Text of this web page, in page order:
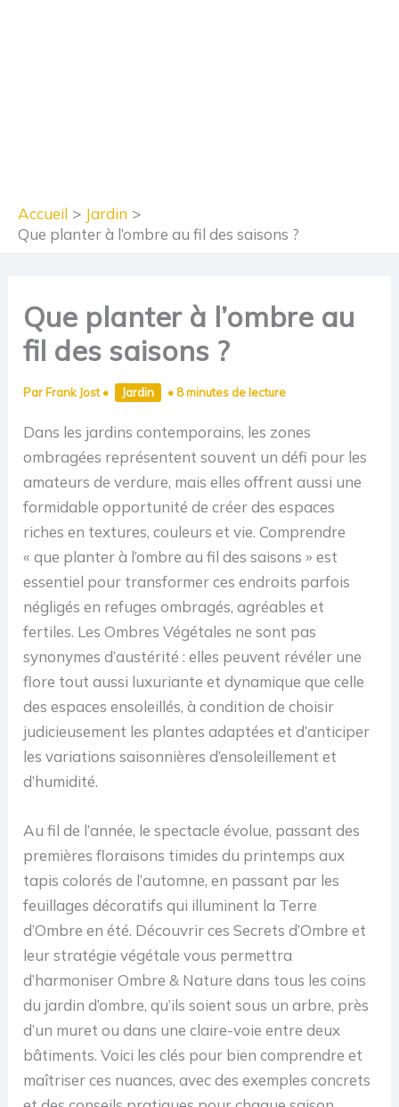
Accueil
Jardin
Que planter à l’ombre au fil des saisons ?
Que planter à l’ombre au
fil des saisons ?
Par Frank Jost• Jardin • 8 minutes de lecture
Dans les jardins contemporains, les zones
ombragées représentent souvent un défi pour les
amateurs de verdure, mais elles offrent aussi une
formidable opportunité de créer des espaces
riches en textures, couleurs et vie. Comprendre
« que planter à l’ombre au fil des saisons » est
essentiel pour transformer ces endroits parfois
négligés en refuges ombragés, agréables et
fertiles. Les Ombres Végétales ne sont pas
synonymes d’austérité : elles peuvent révéler une
flore tout aussi luxuriante et dynamique que celle
des espaces ensoleillés, à condition de choisir
judicieusement les plantes adaptées et d’anticiper
les variations saisonnières d’ensoleillement et
d’humidité.
Au fil de l’année, le spectacle évolue, passant des
premières floraisons timides du printemps aux
tapis colorés de l’automne, en passant par les
feuillages décoratifs qui illuminent la Terre
d’Ombre en été. Découvrir ces Secrets d’Ombre et
leur stratégie végétale vous permettra
d’harmoniser Ombre & Nature dans tous les coins
du jardin d’ombre, qu’ils soient sous un arbre, près
d’un muret ou dans une claire-voie entre deux
bâtiments. Voici les clés pour bien comprendre et
maîtriser ces nuances, avec des exemples concrets